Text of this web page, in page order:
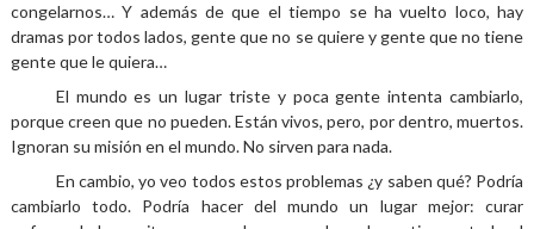
congelarnos… Y además de que el tiempo se ha vuelto loco, hay
dramas por todos lados, gente que no se quiere y gente que no tiene
gente que le quiera…
El mundo es un lugar triste y poca gente intenta cambiarlo,
porque creen que no pueden. Están vivos, pero, por dentro, muertos.
Ignoran su misión en el mundo. No sirven para nada.
En cambio, yo veo todos estos problemas ¿y saben qué? Podría
cambiarlo todo. Podría hacer del mundo un lugar mejor: curar